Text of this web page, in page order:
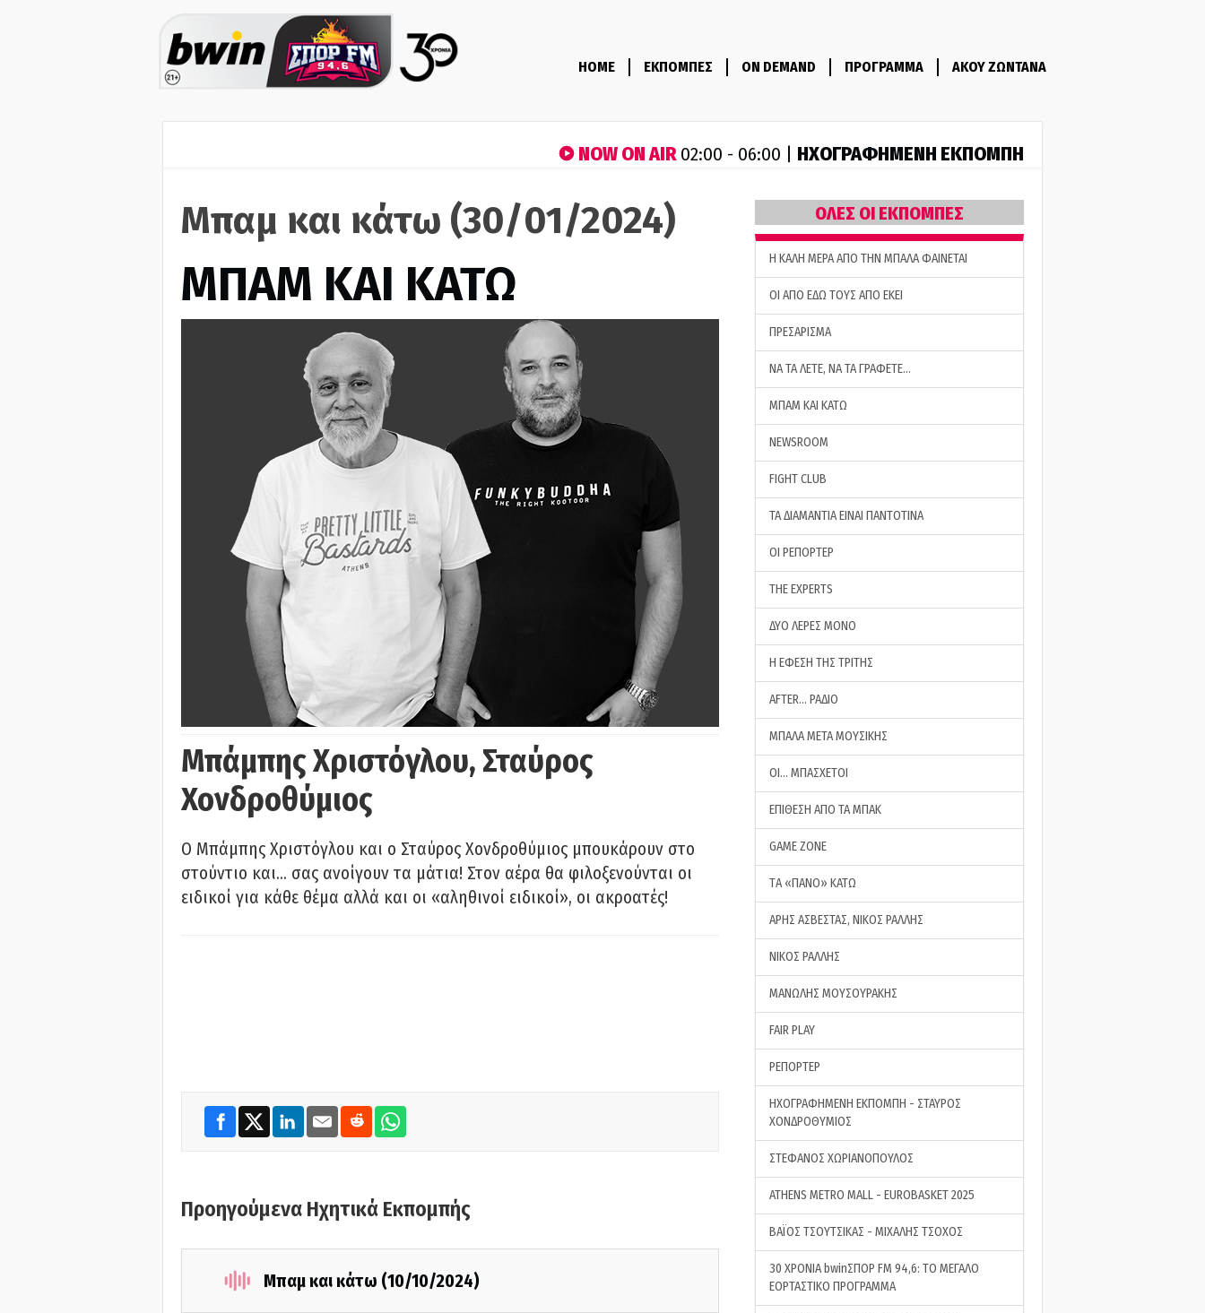
HOME ΕΚΠΟΜΠΕΣ ON DEMAND ΠΡΟΓΡΑΜΜΑ ΑΚΟΥ ΖΩΝΤΑΝΑ
NOW ON AIR02:00 - 06:00 | ΗΧΟΓΡΑΦΗΜΕΝΗ ΕΚΠΟΜΠΗ
Μπαμ και κάτω (30/01/2024)
ΜΠΑΜ ΚΑΙ ΚΑΤΩ
Μπάμπης Χριστόγλου, Σταύρος
Χονδροθύμιος
O Μπάμπης Χριστόγλου και ο Σταύρος Χονδροθύμιος μπουκάρουν στο
στούντιο και… σας ανοίγουν τα μάτια! Στον αέρα θα φιλοξενούνται οι
ειδικοί για κάθε θέμα αλλά και οι «αληθινοί ειδικοί», οι ακροατές!
Προηγούμενα Ηχητικά Εκπομπής
Μπαμ και κάτω (10/10/2024)
ΟΛΕΣ ΟΙ ΕΚΠΟΜΠΕΣ
H ΚΑΛΗ ΜΕΡΑ ΑΠΟ ΤΗΝ ΜΠΑΛΑ ΦΑΙΝΕΤΑΙ
ΟΙ ΑΠΟ ΕΔΩ ΤΟΥΣ ΑΠΟ ΕΚΕΙ
ΠΡΕΣΑΡΙΣΜΑ
ΝΑ ΤΑ ΛΕΤΕ, ΝΑ ΤΑ ΓΡΑΦΕΤΕ…
ΜΠΑΜ ΚΑΙ ΚΑΤΩ
NEWSROOM
FIGHT CLUB
ΤΑ ΔΙΑΜΑΝΤΙΑ ΕΙΝΑΙ ΠΑΝΤΟΤΙΝΑ
ΟΙ ΡΕΠΟΡΤΕΡ
THE EXPERTS
ΔΥΟ ΛΕΡΕΣ ΜΟΝΟ
Η ΕΦΕΣΗ ΤΗΣ ΤΡΙΤΗΣ
AFTER… ΡΑΔΙΟ
ΜΠΑΛΑ ΜΕΤΑ ΜΟΥΣΙΚΗΣ
ΟΙ… ΜΠΑΣΧΕΤΟΙ
ΕΠΙΘΕΣΗ ΑΠΟ ΤΑ ΜΠΑΚ
GAME ZONE
ΤA «ΠΑΝΟ» ΚΑΤΩ
ΑΡΗΣ ΑΣΒΕΣΤΑΣ, ΝΙΚΟΣ ΡΑΛΛΗΣ
ΝΙΚΟΣ ΡΑΛΛΗΣ
ΜΑΝΩΛΗΣ ΜΟΥΣΟΥΡΑΚΗΣ
FAIR PLAY
ΡΕΠΟΡΤΕΡ
ΗΧΟΓΡΑΦΗΜΕΝΗ ΕΚΠΟΜΠΗ - ΣΤΑΥΡΟΣ
ΧΟΝΔΡΟΘΥΜΙΟΣ
ΣΤΕΦΑΝΟΣ ΧΩΡΙΑΝΟΠΟΥΛΟΣ
ATHENS METRO MALL - EUROBASKET 2025
ΒΑΪΟΣ ΤΣΟΥΤΣΙΚΑΣ - ΜΙΧΑΛΗΣ ΤΣΟΧΟΣ
30 ΧΡΟΝΙΑ bwinΣΠΟΡ FM 94,6: ΤΟ ΜΕΓΑΛΟ
ΕΟΡΤΑΣΤΙΚΟ ΠΡΟΓΡΑΜΜΑ